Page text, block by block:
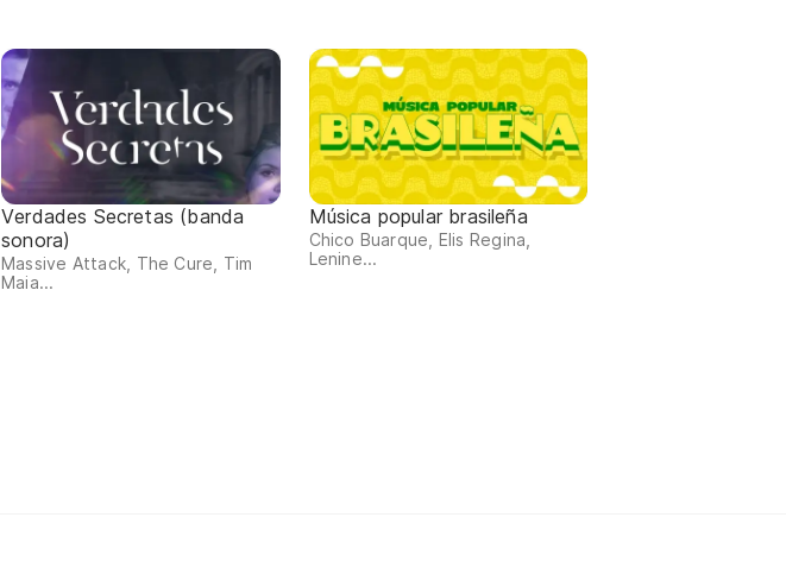
Verdades Secretas (banda
sonora)
Massive Attack, The Cure, Tim
Maia...
Música popular brasileña
Chico Buarque, Elis Regina,
Lenine...